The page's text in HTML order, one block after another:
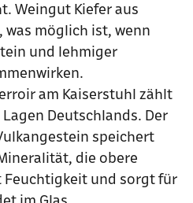
Weingut Kiefer aus
was möglich ist, wenn
und lehmiger
am Kaiserstuhl zählt
Deutschlands. Der
speichert
die obere
Feuchtigkeit und sorgt für